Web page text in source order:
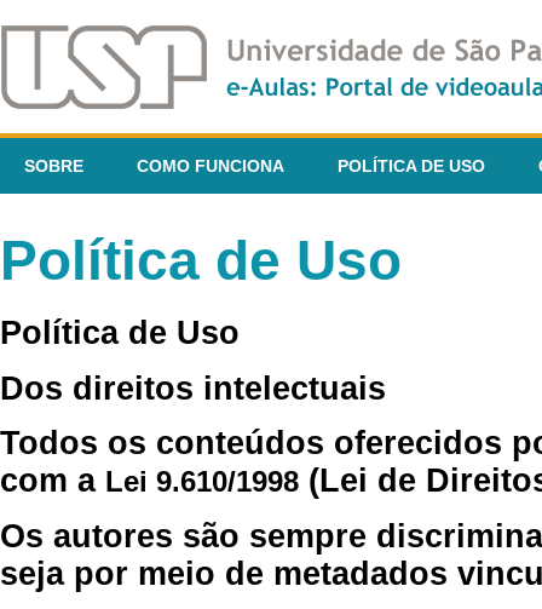
SOBRE COMO FUNCIONA POLÍTICA DE USO
Política de Uso
Política de Uso
Dos direitos intelectuais
Todos os conteúdos oferecidos
com a Lei 9.610/1998 (Lei de
Os autores são sempre
seja por meio de metadados